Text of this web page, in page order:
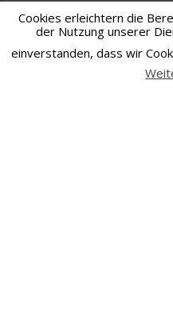
Cookies erleichtern die
der Nutzung unserer
einverstanden, dass wir